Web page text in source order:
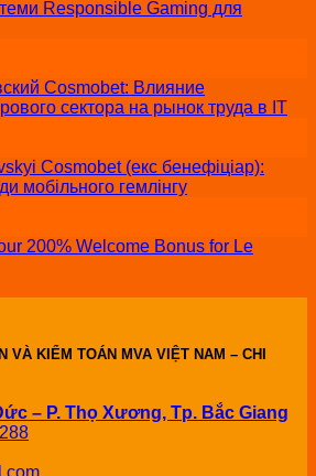
Responsible Gaming для
Cosmobet: Влияние
сектора на рынок труда в IT
Cosmobet (екс бенефіціар):
мобільного гемлінгу
200% Welcome Bonus for Le
VÀ KIỂM TOÁN MVA VIỆT NAM – CHI
– P. Thọ Xương, Tp. Bắc Giang